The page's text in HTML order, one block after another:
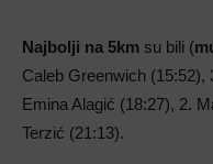
Najbolji na 5km su bili (
Caleb Greenwich
Emina Alagić (18:27), 2.
Terzić (21:13).